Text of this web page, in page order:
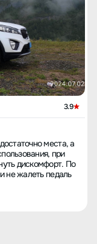
3.9
места, а
при
дискомфорт. По
не жалеть педаль